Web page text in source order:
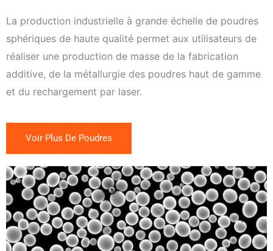
La production industrielle à grande échelle de poudres
sphériques de haute qualité permet aux utilisateurs de
réaliser une production de masse de la fabrication
additive, de la métallurgie des poudres haut de gamme
et du rechargement par laser.
Voir Plus De Poudres